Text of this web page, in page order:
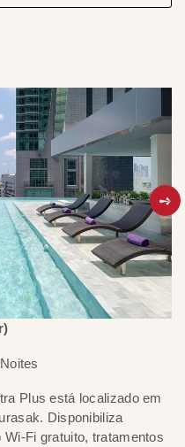
Plus está localizado em
Disponibiliza
Fi gratuito, tratamentos